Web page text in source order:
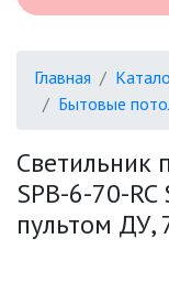
Главная
Бытовые
Светильник
SPB-6-70-
пультом ДУ,